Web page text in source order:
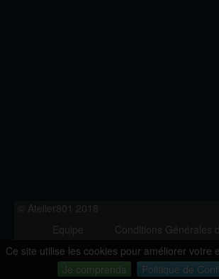
Ce site utilise les cookies pour améliorer votre
Je comprends
Politique de
© Atelier801 2018
Equipe
Conditions Générales
Politique de Confidentialité